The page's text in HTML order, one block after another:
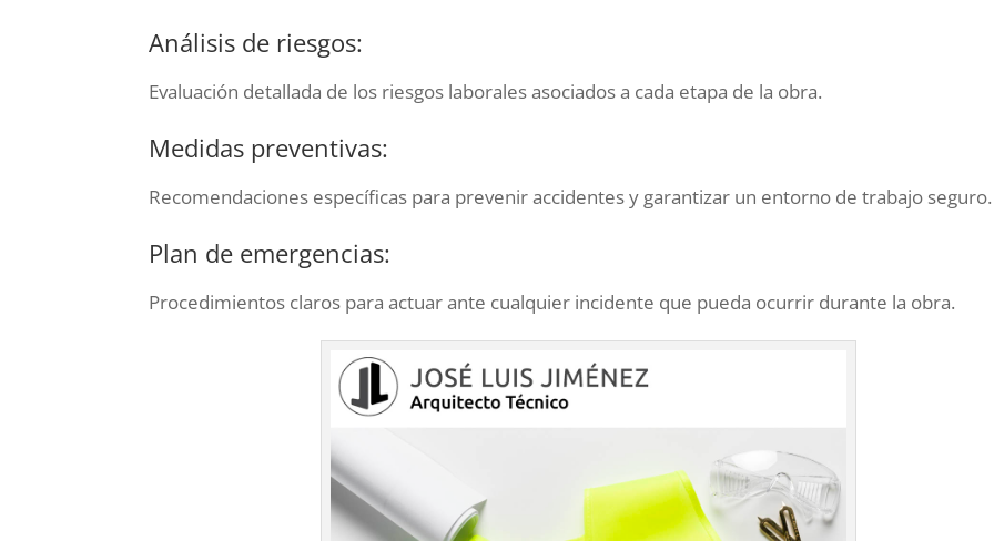
Análisis de riesgos:
Evaluación detallada de los riesgos laborales asociados a cada etapa de la obra.
Medidas preventivas:
Recomendaciones específicas para prevenir accidentes y garantizar un entorno de trabajo seguro.
Plan de emergencias:
Procedimientos claros para actuar ante cualquier incidente que pueda ocurrir durante la obra.